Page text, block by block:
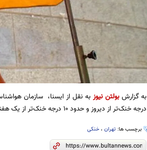
به گزارشبولتن نیوز
درجه خنک‌تر از دیروز و حدود ۱۰ درجه خنک‌تر از یک هفته اخیر است.
برچسب ها: تهران، خنکی